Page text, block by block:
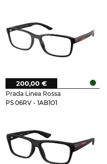
Prada Linea Rossa
PS 06RV - 1AB1O1
200,00 €